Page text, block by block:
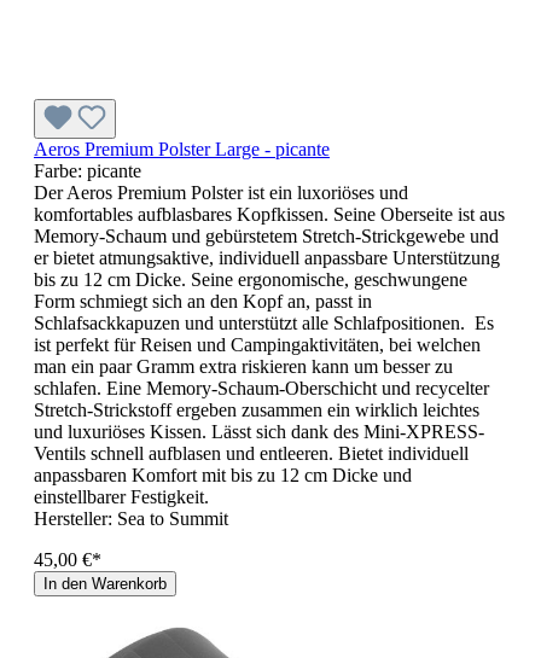
Aeros Premium Polster Large - picante
Farbe: picante
Der Aeros Premium Polster ist ein luxoriöses und
komfortables aufblasbares Kopfkissen. Seine Oberseite ist aus
Memory-Schaum und gebürstetem Stretch-Strickgewebe und
er bietet atmungsaktive, individuell anpassbare Unterstützung
bis zu 12 cm Dicke. Seine ergonomische, geschwungene
Form schmiegt sich an den Kopf an, passt in
Schlafsackkapuzen und unterstützt alle Schlafpositionen. Es
ist perfekt für Reisen und Campingaktivitäten, bei welchen
man ein paar Gramm extra riskieren kann um besser zu
schlafen. Eine Memory-Schaum-Oberschicht und recycelter
Stretch-Strickstoff ergeben zusammen ein wirklich leichtes
und luxuriöses Kissen. Lässt sich dank des Mini-XPRESS-
Ventils schnell aufblasen und entleeren. Bietet individuell
anpassbaren Komfort mit bis zu 12 cm Dicke und
einstellbarer Festigkeit.
Hersteller: Sea to Summit
45,00 €*
In den Warenkorb